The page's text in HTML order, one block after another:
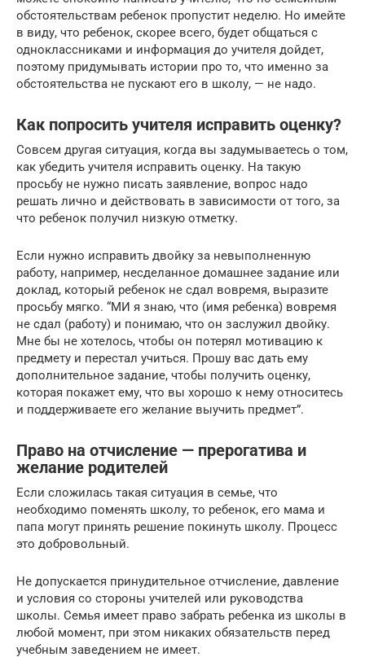
обстоятельствам ребенок пропустит неделю. Но имейте
в виду, что ребенок, скорее всего, будет общаться с
одноклассниками и информация до учителя дойдет,
поэтому придумывать истории про то, что именно за
обстоятельства не пускают его в школу, — не надо.
Как попросить учителя исправить оценку?
Совсем другая ситуация, когда вы задумываетесь о том,
как убедить учителя исправить оценку. На такую
просьбу не нужно писать заявление, вопрос надо
решать лично и действовать в зависимости от того, за
что ребенок получил низкую отметку.
Если нужно исправить двойку за невыполненную
работу, например, несделанное домашнее задание или
доклад, который ребенок не сдал вовремя, выразите
просьбу мягко. “МИ я знаю, что (имя ребенка) вовремя
не сдал (работу) и понимаю, что он заслужил двойку.
Мне бы не хотелось, чтобы он потерял мотивацию к
предмету и перестал учиться. Прошу вас дать ему
дополнительное задание, чтобы получить оценку,
которая покажет ему, что вы хорошо к нему относитесь
и поддерживаете его желание выучить предмет”.
Право на отчисление — прерогатива и
желание родителей
Если сложилась такая ситуация в семье, что
необходимо поменять школу, то ребенок, его мама и
папа могут принять решение покинуть школу. Процесс
это добровольный.
Не допускается принудительное отчисление, давление
и условия со стороны учителей или руководства
школы. Семья имеет право забрать ребенка из школы в
любой момент, при этом никаких обязательств перед
учебным заведением не имеет.